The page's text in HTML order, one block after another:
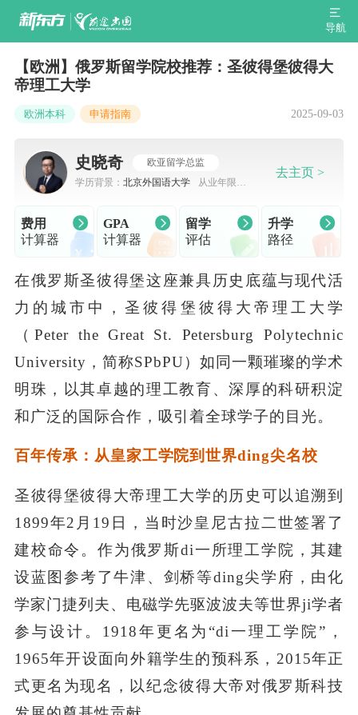
导航
【欧洲】俄罗斯留学院校推荐：圣彼得堡彼得大
帝理工大学
欧洲本科 申请指南 2025-09-03
史晓奇
欧亚留学总监
学历背景： 北京外国语大学
从业年限：
去主页 >
费用
计算器
GPA
计算器
留学
评估
升学
路径
在俄罗斯圣彼得堡这座兼具历史底蕴与现代活
力的城市中，圣彼得堡彼得大帝理工大学
（Peter the Great St. Petersburg Polytechnic
University，简称SPbPU）如同一颗璀璨的学术
明珠，以其卓越的理工教育、深厚的科研积淀
和广泛的国际合作，吸引着全球学子的目光。
百年传承：从皇家工学院到世界ding尖名校
圣彼得堡彼得大帝理工大学的历史可以追溯到
1899年2月19日，当时沙皇尼古拉二世签署了
建校命令。作为俄罗斯di一所理工学院，其建
设蓝图参考了牛津、剑桥等ding尖学府，由化
学家门捷列夫、电磁学先驱波波夫等世界ji学者
参与设计。1918年更名为“di一理工学院”，
1965年开设面向外籍学生的预科系，2015年正
式更名为现名，以纪念彼得大帝对俄罗斯科技